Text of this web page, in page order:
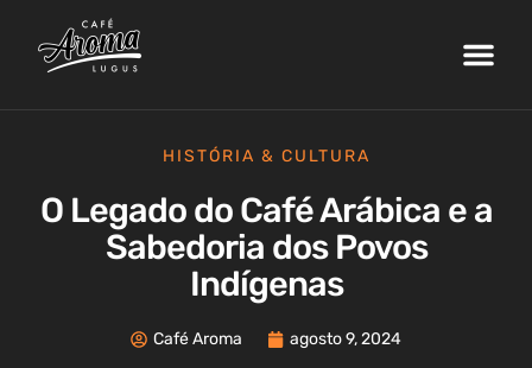
HISTÓRIA & CULTURA
O Legado do Café Arábica e a
Sabedoria dos Povos
Indígenas
Café Aroma agosto 9, 2024